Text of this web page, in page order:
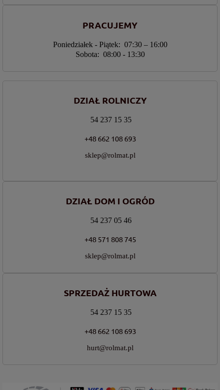
PRACUJEMY
Poniedziałek - Piątek: 07:30 – 16:00
Sobota: 08:00 - 13:30
DZIAŁ ROLNICZY
54 237 15 35
+48 662 108 693
sklep@rolmat.pl
DZIAŁ DOM I OGRÓD
54 237 05 46
+48 571 808 745
sklep@rolmat.pl
SPRZEDAŻ HURTOWA
54 237 15 35
+48 662 108 693
hurt@rolmat.pl